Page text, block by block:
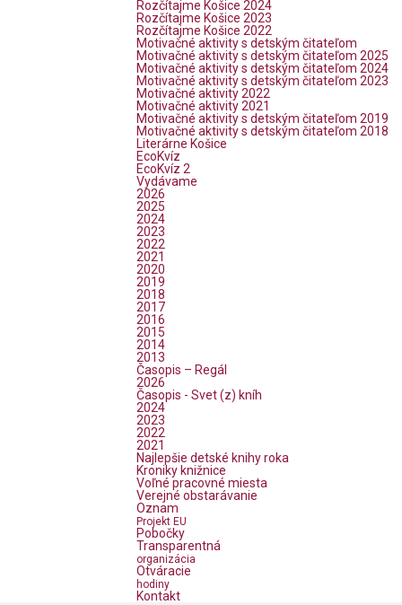
Rozčítajme Košice 2024
Rozčítajme Košice 2023
Rozčítajme Košice 2022
Motivačné aktivity s detským čitateľom
Motivačné aktivity s detským čitateľom 2025
Motivačné aktivity s detským čitateľom 2024
Motivačné aktivity s detským čitateľom 2023
Motivačné aktivity 2022
Motivačné aktivity 2021
Motivačné aktivity s detským čitateľom 2019
Motivačné aktivity s detským čitateľom 2018
Literárne Košice
EcoKvíz
EcoKvíz 2
Vydávame
2026
2025
2024
2023
2022
2021
2020
2019
2018
2017
2016
2015
2014
2013
Časopis – Regál
2026
Časopis - Svet (z) kníh
2024
2023
2022
2021
Najlepšie detské knihy roka
Kroniky knižnice
Voľné pracovné miesta
Verejné obstarávanie
Oznam
Projekt EU
Pobočky
Transparentná
organizácia
Otváracie
hodiny
Kontakt